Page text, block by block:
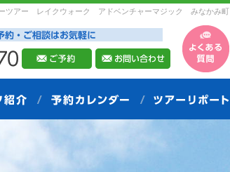
アー レイクウォーク アドベンチャーマジック みなかみ町